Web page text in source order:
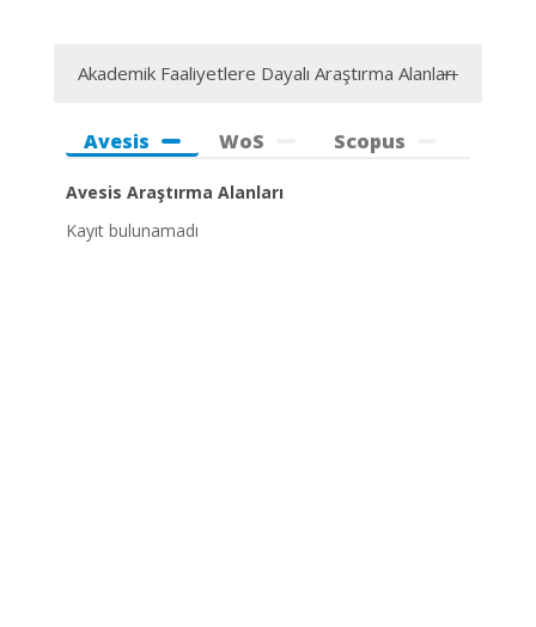
Akademik Faaliyetlere Dayalı Araştırma Alanları
Avesis WoS Scopus
Avesis Araştırma Alanları
Kayıt bulunamadı